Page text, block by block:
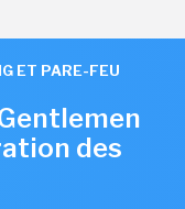
ET PARE-FEU
des